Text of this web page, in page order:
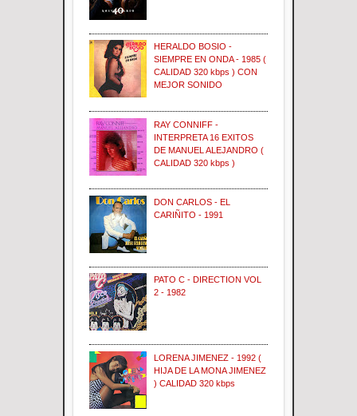
HERALDO BOSIO -
SIEMPRE EN ONDA - 1985 (
CALIDAD 320 kbps ) CON
MEJOR SONIDO
RAY CONNIFF -
INTERPRETA 16 EXITOS
DE MANUEL ALEJANDRO (
CALIDAD 320 kbps )
DON CARLOS - EL
CARIÑITO - 1991
PATO C - DIRECTION VOL
2 - 1982
LORENA JIMENEZ - 1992 (
HIJA DE LA MONA JIMENEZ
) CALIDAD 320 kbps